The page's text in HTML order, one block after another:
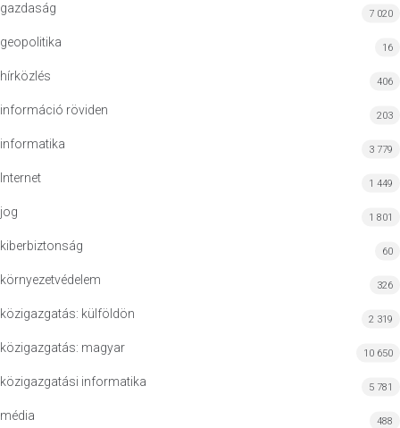
gazdaság 7 020
geopolitika 16
hírközlés 406
információ röviden 203
informatika 3 779
Internet 1 449
jog 1 801
kiberbiztonság 60
környezetvédelem 326
közigazgatás: külföldön 2 319
közigazgatás: magyar 10 650
közigazgatási informatika 5 781
média 488